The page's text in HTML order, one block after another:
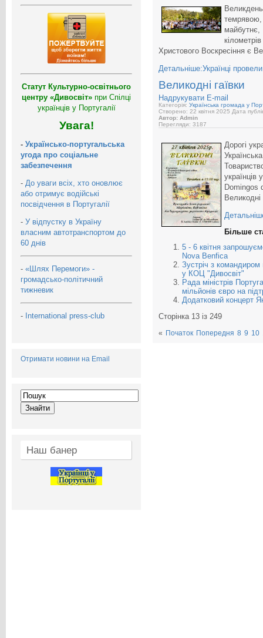
Статут Культурно-освітнього
центру «Дивосвіт» при Спілці
українців у Португалії
Увага!
- Українсько-португальська
угода про соціальне
забезпечення
- До уваги всіх, хто оновлює
або отримує водійські
посвідчення в Португалії
- У відпустку в Україну
власним автотранспортом до
60 днів
- «Шлях Перемоги» -
громадсько-політичний
тижневик
- International press-club
Отримати новини на Email
Наш банер
Христового Воскресіння є
Детальніше:Українці
Великодні гаївки
Надрукувати E-mail
Категорія: Українська громада у
Створено: 22 квітня 2025 Дата
Автор: Admin
Перегляди: 3187
Дорогі
українців
Domingos
Великодні
Більше
5 - 6 квітня
Nova Benfica
Зустріч з
у КОЦ "Дивосвіт"
Рада міністрів
мільйонів євро на
Додатковий концерт
Сторінка 13 із 249
« Початок Попередня 8 9 10